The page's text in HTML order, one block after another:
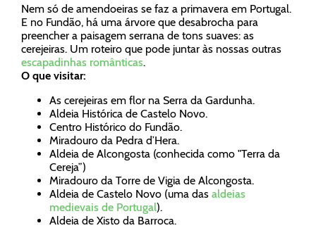
Nem só de amendoeiras se faz a primavera em Portugal.
E no Fundão, há uma árvore que desabrocha para
preencher a paisagem serrana de tons suaves: as
cerejeiras. Um roteiro que pode juntar às nossas outras
escapadinhas românticas.
O que visitar:
As cerejeiras em flor na Serra da Gardunha.
Aldeia Histórica de Castelo Novo.
Centro Histórico do Fundão.
Miradouro da Pedra d’Hera.
Aldeia de Alcongosta (conhecida como "Terra da
Cereja”)
Miradouro da Torre de Vigia de Alcongosta.
Aldeia de Castelo Novo (uma das aldeias
medievais de Portugal).
Aldeia de Xisto da Barroca.